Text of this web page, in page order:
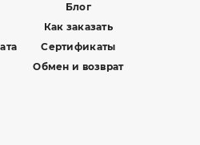
Блог
Как заказать
Сертификаты
Обмен и возврат